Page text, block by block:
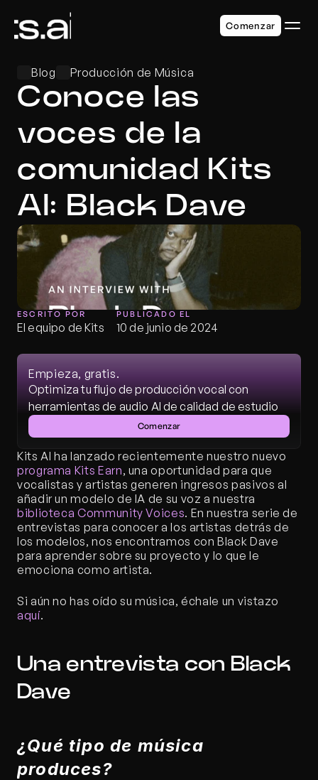
Blog Producción de Música
Conoce las
voces de la
comunidad Kits
AI: Black Dave
ESCRITO POR
El equipo de Kits
PUBLICADO EL
10 de junio de 2024
programa Kits Earn, una oportunidad para que
vocalistas y artistas generen ingresos pasivos al
biblioteca Community Voices. En nuestra serie de
entrevistas para conocer a los artistas detrás de
los modelos, nos encontramos con Black Dave
para aprender sobre su proyecto y lo que le
emociona como artista.
aquí.
Una entrevista con Black
Dave
¿Qué tipo de música
produces?
Empieza, gratis.
Optimiza tu flujo de producción vocal con
herramientas de audio AI de calidad de estudio
Comenzar
Comenzar